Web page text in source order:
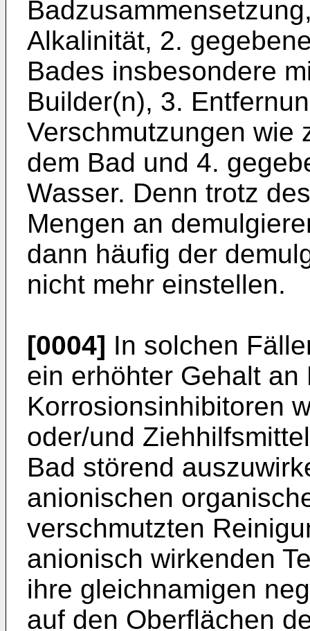
Alkalinität, 2.
Bades insbesondere
Builder(n), 3.
Verschmutzungen wie
dem Bad und 4.
Wasser. Denn trotz
Mengen an
dann häufig der
nicht mehr einstellen.
[0004] In solchen
ein erhöhter Gehalt an
Korrosionsinhibitoren
oder/und
Bad störend
anionischen
verschmutzten
anionisch wirkenden
ihre gleichnamigen
auf den Oberflächen